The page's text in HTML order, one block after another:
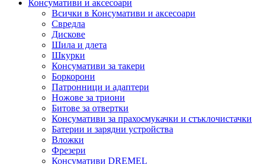
Консумативи и аксесоари
Всички в Консумативи и аксесоари
Свредла
Дискове
Шила и длета
Шкурки
Консумативи за такери
Боркорони
Патронници и адаптери
Ножове за триони
Битове за отвертки
Консумативи за прахосмукачки и стъклочистачки
Батерии и зарядни устройства
Вложки
Фрезери
Консумативи DREMEL